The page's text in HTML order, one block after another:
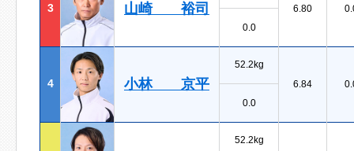
3 山崎 裕司
6.80
0.0
4 小林 京平
52.2kg
6.84
0.0
52.2kg